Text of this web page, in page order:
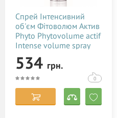
Спрей Інтенсивний
об'єм Фітоволюм Актив
Phyto Phytovolume actif
Intense volume spray
125 мл
534 грн.
0